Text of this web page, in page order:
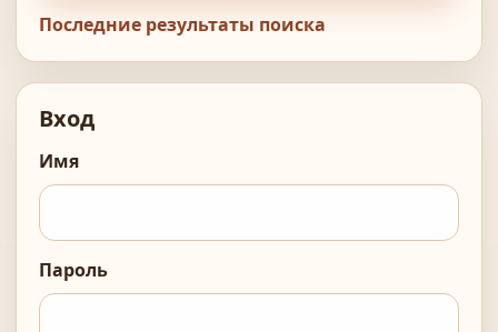
Последние результаты поиска
Вход
Имя
Пароль